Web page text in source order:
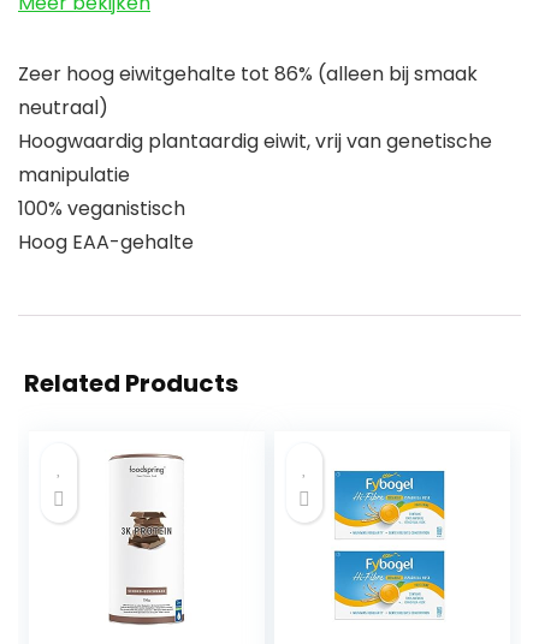
Zeer hoog eiwitgehalte tot 86% (alleen bij smaak
neutraal)
Hoogwaardig plantaardig eiwit, vrij van genetische
manipulatie
100% veganistisch
Hoog EAA-gehalte
Related Products